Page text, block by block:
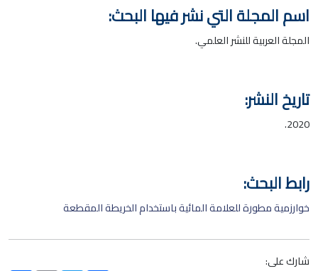
اسم المجلة التي نشر فيها البحث:
المجلة العربية للنشر العلمي.
تاريخ النشر:
2020.
رابط البحث:
خوارزمية مطورة للعلامة المائية باستخدام الخريطة المقطعة
شارك على: